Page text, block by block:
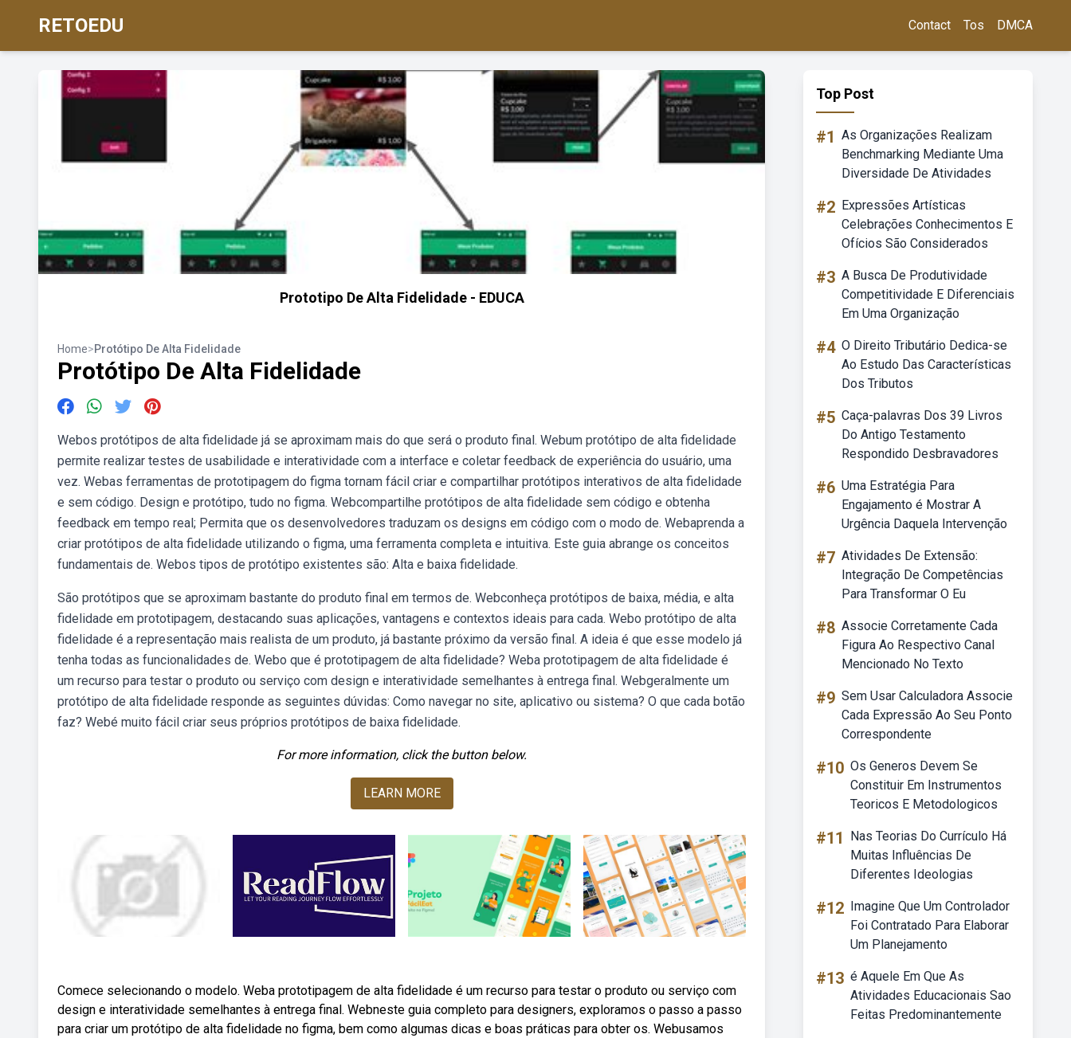
RETOEDU Contact Tos DMCA
Prototipo De Alta Fidelidade - EDUCA
Home>Protótipo De Alta Fidelidade
Protótipo De Alta Fidelidade
Webos protótipos de alta fidelidade já se aproximam mais do que será o produto final. Webum protótipo de alta fidelidade
permite realizar testes de usabilidade e interatividade com a interface e coletar feedback de experiência do usuário, uma
vez. Webas ferramentas de prototipagem do figma tornam fácil criar e compartilhar protótipos interativos de alta fidelidade
e sem código. Design e protótipo, tudo no figma. Webcompartilhe protótipos de alta fidelidade sem código e obtenha
feedback em tempo real; Permita que os desenvolvedores traduzam os designs em código com o modo de. Webaprenda a
criar protótipos de alta fidelidade utilizando o figma, uma ferramenta completa e intuitiva. Este guia abrange os conceitos
fundamentais de. Webos tipos de protótipo existentes são: Alta e baixa fidelidade.
São protótipos que se aproximam bastante do produto final em termos de. Webconheça protótipos de baixa, média, e alta
fidelidade em prototipagem, destacando suas aplicações, vantagens e contextos ideais para cada. Webo protótipo de alta
fidelidade é a representação mais realista de um produto, já bastante próximo da versão final. A ideia é que esse modelo já
tenha todas as funcionalidades de. Webo que é prototipagem de alta fidelidade? Weba prototipagem de alta fidelidade é
um recurso para testar o produto ou serviço com design e interatividade semelhantes à entrega final. Webgeralmente um
protótipo de alta fidelidade responde as seguintes dúvidas: Como navegar no site, aplicativo ou sistema? O que cada botão
faz? Webé muito fácil criar seus próprios protótipos de baixa fidelidade.
For more information, click the button below.
LEARN MORE
Comece selecionando o modelo. Weba prototipagem de alta fidelidade é um recurso para testar o produto ou serviço com
design e interatividade semelhantes à entrega final. Webneste guia completo para designers, exploramos o passo a passo
para criar um protótipo de alta fidelidade no figma, bem como algumas dicas e boas práticas para obter os. Webusamos
Top Post
#1 As Organizações Realizam
Benchmarking Mediante Uma
Diversidade De Atividades
#2 Expressões Artísticas
Celebrações Conhecimentos E
Ofícios São Considerados
#3 A Busca De Produtividade
Competitividade E Diferenciais
Em Uma Organização
#4 O Direito Tributário Dedica-se
Ao Estudo Das Características
Dos Tributos
#5 Caça-palavras Dos 39 Livros
Do Antigo Testamento
Respondido Desbravadores
#6 Uma Estratégia Para
Engajamento é Mostrar A
Urgência Daquela Intervenção
#7 Atividades De Extensão:
Integração De Competências
Para Transformar O Eu
#8 Associe Corretamente Cada
Figura Ao Respectivo Canal
Mencionado No Texto
#9 Sem Usar Calculadora Associe
Cada Expressão Ao Seu Ponto
Correspondente
#10 Os Generos Devem Se
Constituir Em Instrumentos
Teoricos E Metodologicos
#11
Nas Teorias Do Currículo Há
Muitas Influências De
Diferentes Ideologias
#12 Imagine Que Um Controlador
Foi Contratado Para Elaborar
Um Planejamento
#13 é Aquele Em Que As
Atividades Educacionais Sao
Feitas Predominantemente